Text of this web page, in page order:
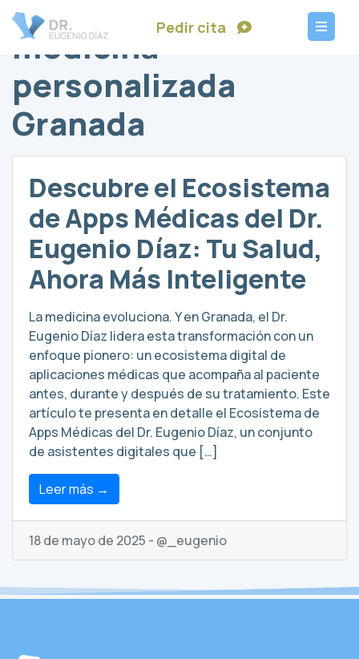
Pedir cita
medicina
personalizada
Granada
Descubre el Ecosistema
de Apps Médicas del Dr.
Eugenio Díaz: Tu Salud,
Ahora Más Inteligente
La medicina evoluciona. Y en Granada, el Dr.
Eugenio Díaz lidera esta transformación con un
enfoque pionero: un ecosistema digital de
aplicaciones médicas que acompaña al paciente
antes, durante y después de su tratamiento. Este
artículo te presenta en detalle el Ecosistema de
Apps Médicas del Dr. Eugenio Díaz, un conjunto
de asistentes digitales que […]
Leer más →
18 de mayo de 2025 - @_eugenio